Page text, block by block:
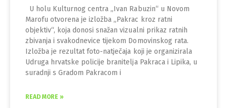
U holu Kulturnog centra „Ivan Rabuzin“ u Novom
Marofu otvorena je izložba „Pakrac kroz ratni
objektiv“, koja donosi snažan vizualni prikaz ratnih
zbivanja i svakodnevice tijekom Domovinskog rata.
Izložba je rezultat foto-natječaja koji je organizirala
Udruga hrvatske policije branitelja Pakraca i Lipika, u
suradnji s Gradom Pakracom i
READ MORE »